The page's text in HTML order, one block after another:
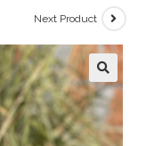
Next Product
🔍